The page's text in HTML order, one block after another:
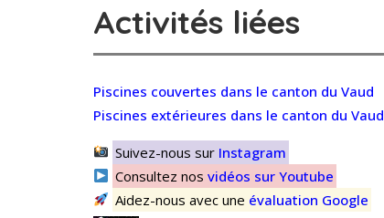
Activités liées
Piscines couvertes dans le canton du Vaud
Piscines extérieures dans le canton du Vaud
Suivez-nous sur Instagram
Consultez nosvidéos sur Youtube
Aidez-nous avec une évaluation Google